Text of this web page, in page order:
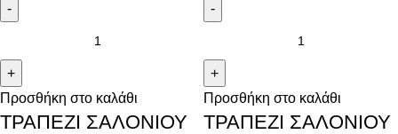
Προσθήκη στο καλάθι
ΤΡΑΠΕΖΙ ΣΑΛΟΝΙΟΥ
Προσθήκη στο καλάθι
ΤΡΑΠΕΖΙ ΣΑΛΟΝΙΟΥ